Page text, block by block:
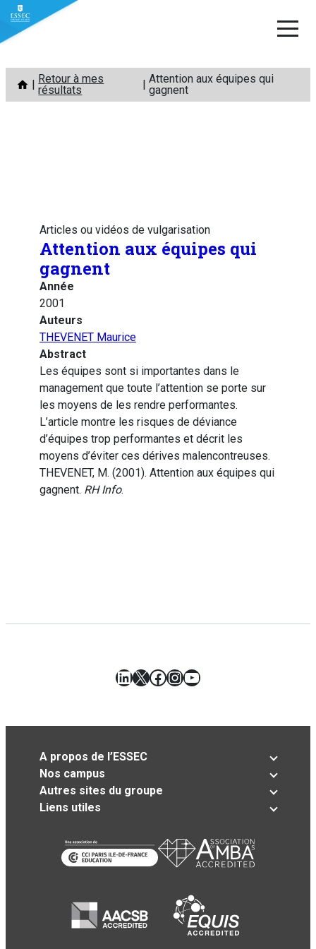
Aller
contenu
Retour à mes
résultats
Attention aux équipes qui
gagnent
Articles ou vidéos de vulgarisation
Attention aux équipes qui
gagnent
Année
2001
Auteurs
THEVENET Maurice
Abstract
Les équipes sont si importantes dans le
management que toute l’attention se porte sur
les moyens de les rendre performantes.
L’article montre les risques de déviance
d’équipes trop performantes et décrit les
moyens d’éviter ces dérives malencontreuses.
THEVENET, M. (2001). Attention aux équipes qui
gagnent. RH Info.
LinkedIn
X Facebook
Instagram
YouTube
A propos de l’ESSEC
Nos campus
Autres sites du groupe
Liens utiles